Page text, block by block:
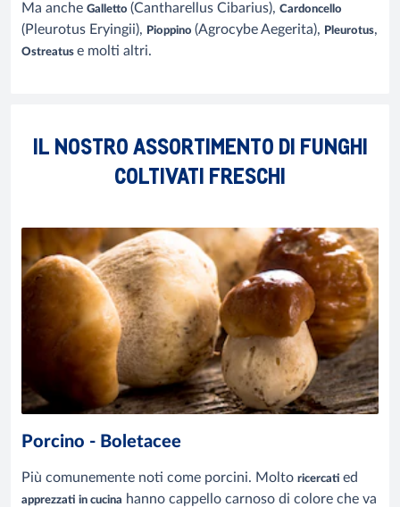
Ma anche Galletto (Cantharellus Cibarius), Cardoncello
(Pleurotus Eryingii), Pioppino (Agrocybe Aegerita), Pleurotus,
Ostreatus e molti altri.
IL NOSTRO ASSORTIMENTO DI FUNGHI
COLTIVATI FRESCHI
Porcino - Boletacee
Più comunemente noti come porcini. Molto ricercati ed
apprezzati in cucina hanno cappello carnoso di colore che va